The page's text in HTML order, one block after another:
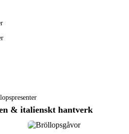
& italienskt hantverk